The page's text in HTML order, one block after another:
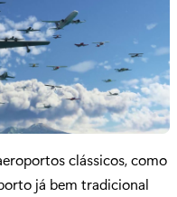
clássicos, como
já bem tradicional